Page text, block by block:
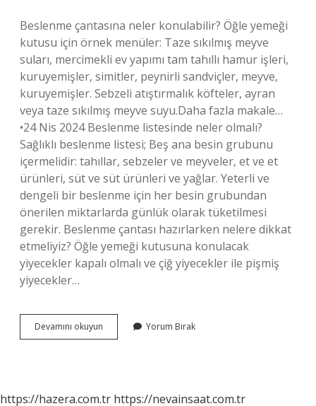
Beslenme çantasına neler konulabilir? Öğle yemeği
kutusu için örnek menüler: Taze sıkılmış meyve
suları, mercimekli ev yapımı tam tahıllı hamur işleri,
kuruyemişler, simitler, peynirli sandviçler, meyve,
kuruyemişler. Sebzeli atıştırmalık köfteler, ayran
veya taze sıkılmış meyve suyu.Daha fazla makale…
•24 Nis 2024 Beslenme listesinde neler olmalı?
Sağlıklı beslenme listesi; Beş ana besin grubunu
içermelidir: tahıllar, sebzeler ve meyveler, et ve et
ürünleri, süt ve süt ürünleri ve yağlar. Yeterli ve
dengeli bir beslenme için her besin grubundan
önerilen miktarlarda günlük olarak tüketilmesi
gerekir. Beslenme çantası hazırlarken nelere dikkat
etmeliyiz? Öğle yemeği kutusuna konulacak
yiyecekler kapalı olmalı ve çiğ yiyecekler ile pişmiş
yiyecekler…
Devamını okuyun Beslenme
Çantasinda
Yorum Bırak
https://hazera.com.tr https://nevainsaat.com.tr